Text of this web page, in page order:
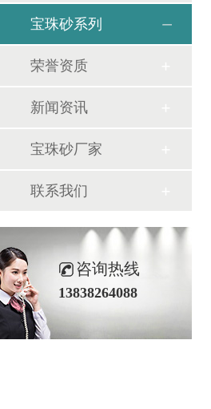
宝珠砂系列
荣誉资质
新闻资讯
宝珠砂厂家
联系我们
咨询热线
13838264088